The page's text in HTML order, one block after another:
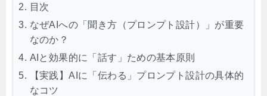
目次
なぜAIへの「聞き方（プロンプト設計）」が重要
なのか？
AIと効果的に「話す」ための基本原則
【実践】AIに「伝わる」プロンプト設計の具体的
なコツ